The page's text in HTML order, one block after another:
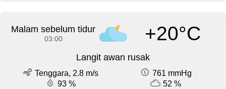
Malam sebelum tidur
03:00 +20°C
Langit awan rusak
Tenggara, 2.8 m/s
761 mmHg
93 %
52 %